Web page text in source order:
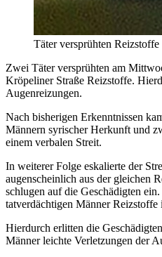
Täter versprühten
Zwei Täter versprühten am
Kröpeliner Straße Reizstoffe.
Augenreizungen.
Nach bisherigen Erkenntnissen
Männern syrischer Herkunft und
einem verbalen Streit.
In weiterer Folge eskalierte der
augenscheinlich aus der gleichen
schlugen auf die Geschädigten
tatverdächtigen Männer
Hierdurch erlitten die
Männer leichte Verletzungen der